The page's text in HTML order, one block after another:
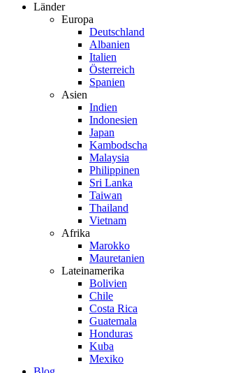
Länder
Europa
Deutschland
Albanien
Italien
Österreich
Spanien
Asien
Indien
Indonesien
Japan
Kambodscha
Malaysia
Philippinen
Sri Lanka
Taiwan
Thailand
Vietnam
Afrika
Marokko
Mauretanien
Lateinamerika
Bolivien
Chile
Costa Rica
Guatemala
Honduras
Kuba
Mexiko